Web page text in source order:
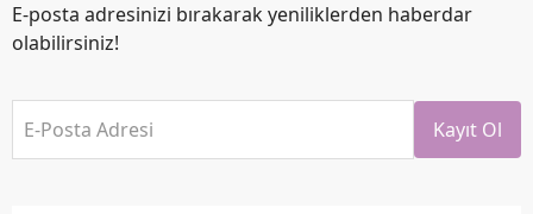
E-posta adresinizi bırakarak yeniliklerden haberdar
olabilirsiniz!
E-Posta Adresi Kayıt Ol